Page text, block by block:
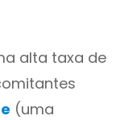
alta taxa de
(uma